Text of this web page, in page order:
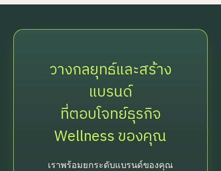
วางกลยุทธ์และสร้าง
แบรนด์
ที่ตอบโจทย์ธุรกิจ
Wellness ของคุณ
เราพร้อมยกระดับแบรนด์ของคุณ